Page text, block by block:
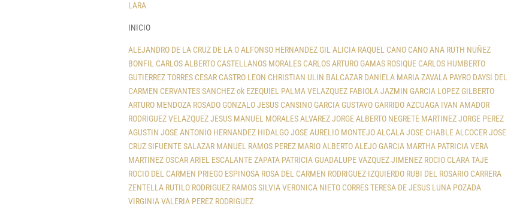
LARA
INICIO
ALEJANDRO DE LA CRUZ DE LA O ALFONSO HERNANDEZ GIL ALICIA RAQUEL CANO CANO ANA RUTH NUÑEZ
BONFIL CARLOS ALBERTO CASTELLANOS MORALES CARLOS ARTURO GAMAS ROSIQUE CARLOS HUMBERTO
GUTIERREZ TORRES CESAR CASTRO LEON CHRISTIAN ULIN BALCAZAR DANIELA MARIA ZAVALA PAYRO DAYSI DEL
CARMEN CERVANTES SANCHEZ ok EZEQUIEL PALMA VELAZQUEZ FABIOLA JAZMIN GARCIA LOPEZ GILBERTO
ARTURO MENDOZA ROSADO GONZALO JESUS CANSINO GARCIA GUSTAVO GARRIDO AZCUAGA IVAN AMADOR
RODRIGUEZ VELAZQUEZ JESUS MANUEL MORALES ALVAREZ JORGE ALBERTO NEGRETE MARTINEZ JORGE PEREZ
AGUSTIN JOSE ANTONIO HERNANDEZ HIDALGO JOSE AURELIO MONTEJO ALCALA JOSE CHABLE ALCOCER JOSE
CRUZ SIFUENTE SALAZAR MANUEL RAMOS PEREZ MARIO ALBERTO ALEJO GARCIA MARTHA PATRICIA VERA
MARTINEZ OSCAR ARIEL ESCALANTE ZAPATA PATRICIA GUADALUPE VAZQUEZ JIMENEZ ROCIO CLARA TAJE
ROCIO DEL CARMEN PRIEGO ESPINOSA ROSA DEL CARMEN RODRIGUEZ IZQUIERDO RUBI DEL ROSARIO CARRERA
ZENTELLA RUTILO RODRIGUEZ RAMOS SILVIA VERONICA NIETO CORRES TERESA DE JESUS LUNA POZADA
VIRGINIA VALERIA PEREZ RODRIGUEZ